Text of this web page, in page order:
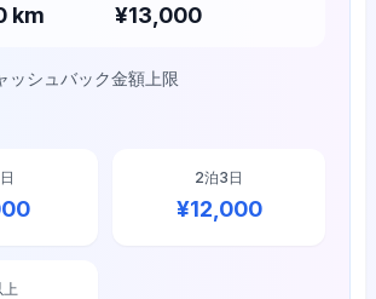
km ¥13,000
ッシュバック金額上限
2泊3日
¥12,000